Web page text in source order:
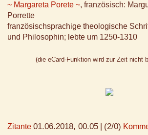
~ Margareta Porete ~, französisch:
Porrette
französischsprachige theologische
und Philosophin; lebte um 1250-1310
(die eCard-Funktion wird zur Zeit nicht
Zitante 01.06.2018, 00.05 (2/0)